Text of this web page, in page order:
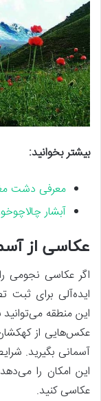
بیشتر بخوانید:
معرفی دشت
آبشار
عکاسی از
اگر عکاسی نجومی
ایده‌آلی برای
عکس‌هایی از
آسمانی بگیرید.
این امکان را
عکاسی کنید.